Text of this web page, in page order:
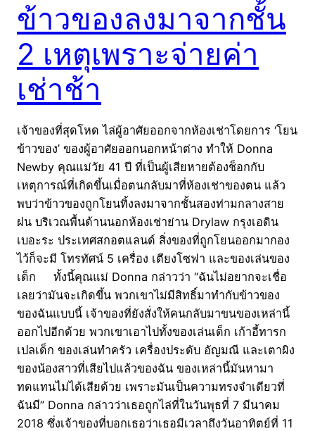
ข้าวของลงมาจากชั้น
2 เหตุเพราะจ่ายค่า
เช่าช้า
เจ้าของที่สุดโหด ไล่ผู้อาศัยออกจากห้องเช่าโดยการ ‘โยน
ข้าวของ’ ของผู้อาศัยออกนอกหน้าต่าง ทำให้ Donna
Newby คุณแม่วัย 41 ปี ที่เป็นผู้เสียหายต้องช็อกกับ
เหตุการณ์ที่เกิดขึ้นเมื่อตนกลับมาที่ห้องเช่าของตน แล้ว
พบว่าข้าวของถูกโยนทิ้งลงมาจากชั้นสองท่ามกลางสาย
ฝน บริเวณพื้นด้านนอกห้องเช่าย่าน Drylaw กรุงเอดิน
เบอะระ ประเทศสกอตแลนด์ สิ่งของที่ถูกโยนออกมากอง
ไว้ก็จะมี โทรทัศน์ 5 เครื่อง เตียงโซฟา และของเล่นของ
เด็ก ทั้งนี้คุณแม่ Donna กล่าวว่า “ฉันไม่อยากจะเชื่อ
เลยว่ามันจะเกิดขึ้น พวกเขาไม่มีสิทธิ์มาทำกับข้าวของ
ของฉันแบบนี้ เจ้าของที่ยังสั่งให้คนกลับมาขนของเหล่านี้
ออกไปอีกด้วย พวกเขาเอาไปทั้งของเล่นเด็ก เก้าอี้ทารก
เปลเด็ก ของเล่นทำครัว เครื่องประดับ อัญมณี และเตาผิง
ของน้องสาวที่เสียไปแล้วของฉัน ของเหล่านี้มันหามา
ทดแทนไม่ได้เสียด้วย เพราะมันเป็นความทรงจำเดียวที่
ฉันมี” Donna กล่าวว่าเธอถูกไล่ที่ในวันพุธที่ 7 มีนาคม
2018 ซึ่งเจ้าของที่บอกเธอว่าเธอมีเวลาถึงวันอาทิตย์ที่ 11